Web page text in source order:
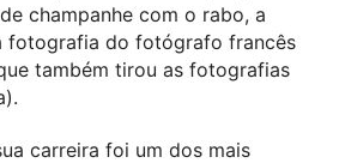
champanhe com o rabo, a
fotografia do fotógrafo francês
também tirou as fotografias
carreira foi um dos mais